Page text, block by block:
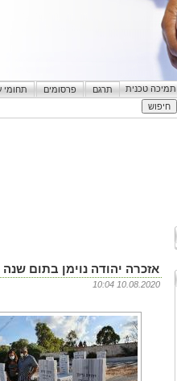
תמיכה טכנית תרגם פרסומים תחומי
אזכרה יהודה נוימן בתום שנה
10.08.2020 10:04